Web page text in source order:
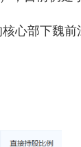
心部下魏